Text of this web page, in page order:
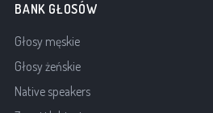
BANK GŁOSÓW
Głosy męskie
Głosy żeńskie
Native speakers